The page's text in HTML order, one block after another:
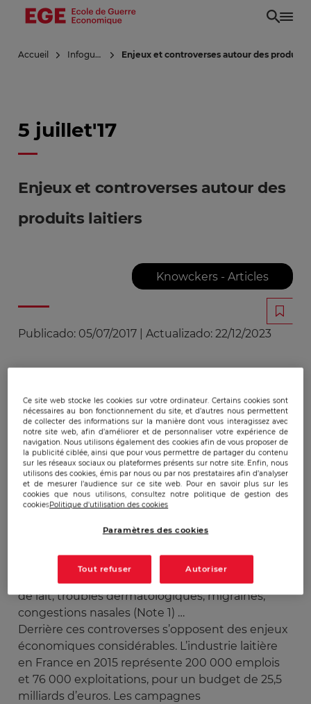
Aller
principal
Accueil Infoguerre Enjeux et controverses autour des produits
5 juillet'17
Enjeux et controverses autour des
produits laitiers
Knowckers - Articles
Publicado: 05/07/2017 Actualizado: 22/12/2023
comme un poison, le lait animal est sujet à débat
et l’industrie laitière de plus en plus controversée
en France.
Les polémiques se nourrissent d’arguments
scientifiques tenus par des experts plus ou
moins indépendants. D’un côté, le lait est célébré
pour ses apports nutritionnels, reconnu comme
la principale source de calcium, de vitamines A et
B, d’oméga-3, d’oligoéléments ou encore de
s’élèvent pour démontrer les intolérances et
allergies : indigestion du lactose et des protéines
de lait, troubles dermatologiques, migraines,
congestions nasales (Note 1) …
Derrière ces controverses s’opposent des enjeux
économiques considérables. L’industrie laitière
en France en 2015 représente 200 000 emplois
et 76 000 exploitations, pour un budget de 25,5
milliards d’euros. Les campagnes
Ce site web stocke les cookies sur votre ordinateur. Certains cookies sont
nécessaires au bon fonctionnement du site, et d’autres nous permettent
de collecter des informations sur la manière dont vous interagissez avec
notre site web, afin d’améliorer et de personnaliser votre expérience de
navigation. Nous utilisons également des cookies afin de vous proposer de
la publicité ciblée, ainsi que pour vous permettre de partager du contenu
sur les réseaux sociaux ou plateformes présents sur notre site. Enfin, nous
utilisons des cookies, émis par nous ou par nos prestataires afin d’analyser
et de mesurer l’audience sur ce site web. Pour en savoir plus sur les
cookies que nous utilisons, consultez notre politique de gestion des
cookiesPolitique d'utilisation des cookies
Paramètres des cookies
Tout refuser Autoriser